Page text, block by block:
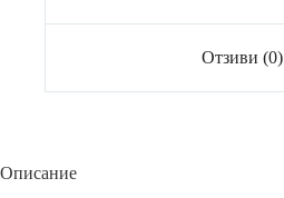
Отзиви (0)
Описание